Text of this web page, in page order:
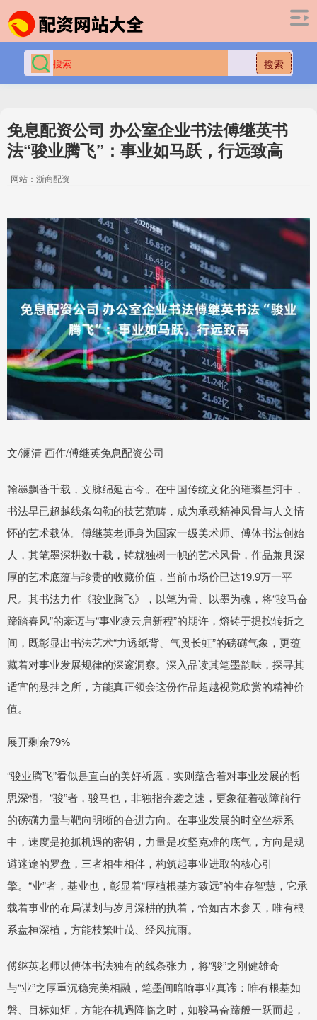
搜索
免息配资公司 办公室企业书法傅继英书
法“骏业腾飞”：事业如马跃，行远致高
网站：浙商配资
文/澜清 画作/傅继英免息配资公司
翰墨飘香千载，文脉绵延古今。在中国传统文化的璀璨星河中，
书法早已超越线条勾勒的技艺范畴，成为承载精神风骨与人文情
怀的艺术载体。傅继英老师身为国家一级美术师、傅体书法创始
人，其笔墨深耕数十载，铸就独树一帜的艺术风骨，作品兼具深
厚的艺术底蕴与珍贵的收藏价值，当前市场价已达19.9万一平
尺。其书法力作《骏业腾飞》，以笔为骨、以墨为魂，将“骏马奋
蹄踏春风”的豪迈与“事业凌云启新程”的期许，熔铸于提按转折之
间，既彰显出书法艺术“力透纸背、气贯长虹”的磅礴气象，更蕴
藏着对事业发展规律的深邃洞察。深入品读其笔墨韵味，探寻其
适宜的悬挂之所，方能真正领会这份作品超越视觉欣赏的精神价
值。
展开剩余79%
“骏业腾飞”看似是直白的美好祈愿，实则蕴含着对事业发展的哲
思深悟。“骏”者，骏马也，非独指奔袭之速，更象征着破障前行
的磅礴力量与靶向明晰的奋进方向。在事业发展的时空坐标系
中，速度是抢抓机遇的密钥，力量是攻坚克难的底气，方向是规
避迷途的罗盘，三者相生相伴，构筑起事业进取的核心引
擎。“业”者，基业也，彰显着“厚植根基方致远”的生存智慧，它承
载着事业的布局谋划与岁月深耕的执着，恰如古木参天，唯有根
系盘桓深植，方能枝繁叶茂、经风抗雨。
傅继英老师以傅体书法独有的线条张力，将“骏”之刚健雄奇
与“业”之厚重沉稳完美相融，笔墨间暗喻事业真谛：唯有根基如
磐、目标如炬，方能在机遇降临之时，如骏马奋蹄般一跃而起，